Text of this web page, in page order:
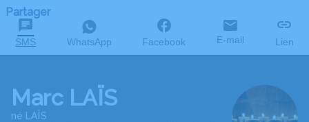
Partager
SMS WhatsApp Facebook E-mail Lien
Marc LAÏS
né LAÏS